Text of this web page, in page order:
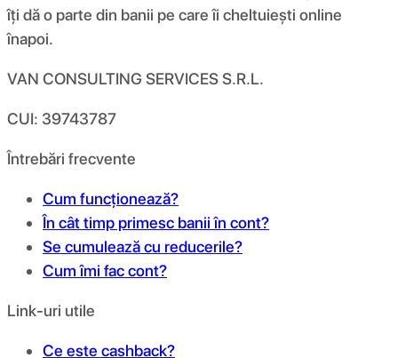
îți dă o parte din banii pe care îi cheltuiești online
înapoi.
VAN CONSULTING SERVICES S.R.L.
CUI: 39743787
Întrebări frecvente
Cum funcționează?
În cât timp primesc banii în cont?
Se cumulează cu reducerile?
Cum îmi fac cont?
Link-uri utile
Ce este cashback?